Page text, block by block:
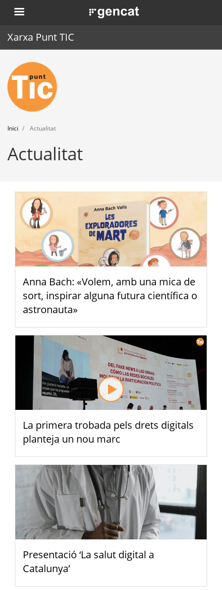
Vés
al
. Obre en una nova finestra.
Xarxa Punt TIC
Inici
Punt TIC
Actualitat
Agenda
Formació
Inici Actualitat
Actualitat
Anna Bach: «Volem, amb una mica de
sort, inspirar alguna futura científica o
astronauta»
La primera trobada pels drets digitals
planteja un nou marc
Presentació ‘La salut digital a
Catalunya’